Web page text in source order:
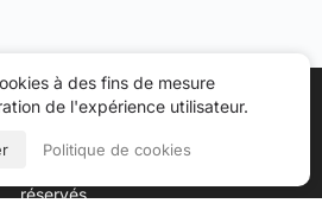
Catégories CGU
Cookies
réservés.
à des fins de mesure
de l'expérience utilisateur.
Politique de cookies